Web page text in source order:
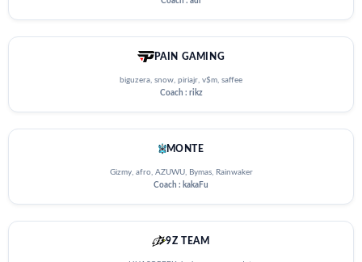
PAIN GAMING
biguzera, snow, piriajr, v$m, saffee
Coach : rikz
MONTE
Gizmy, afro, AZUWU, Bymas, Rainwaker
Coach : kakaFu
9Z TEAM